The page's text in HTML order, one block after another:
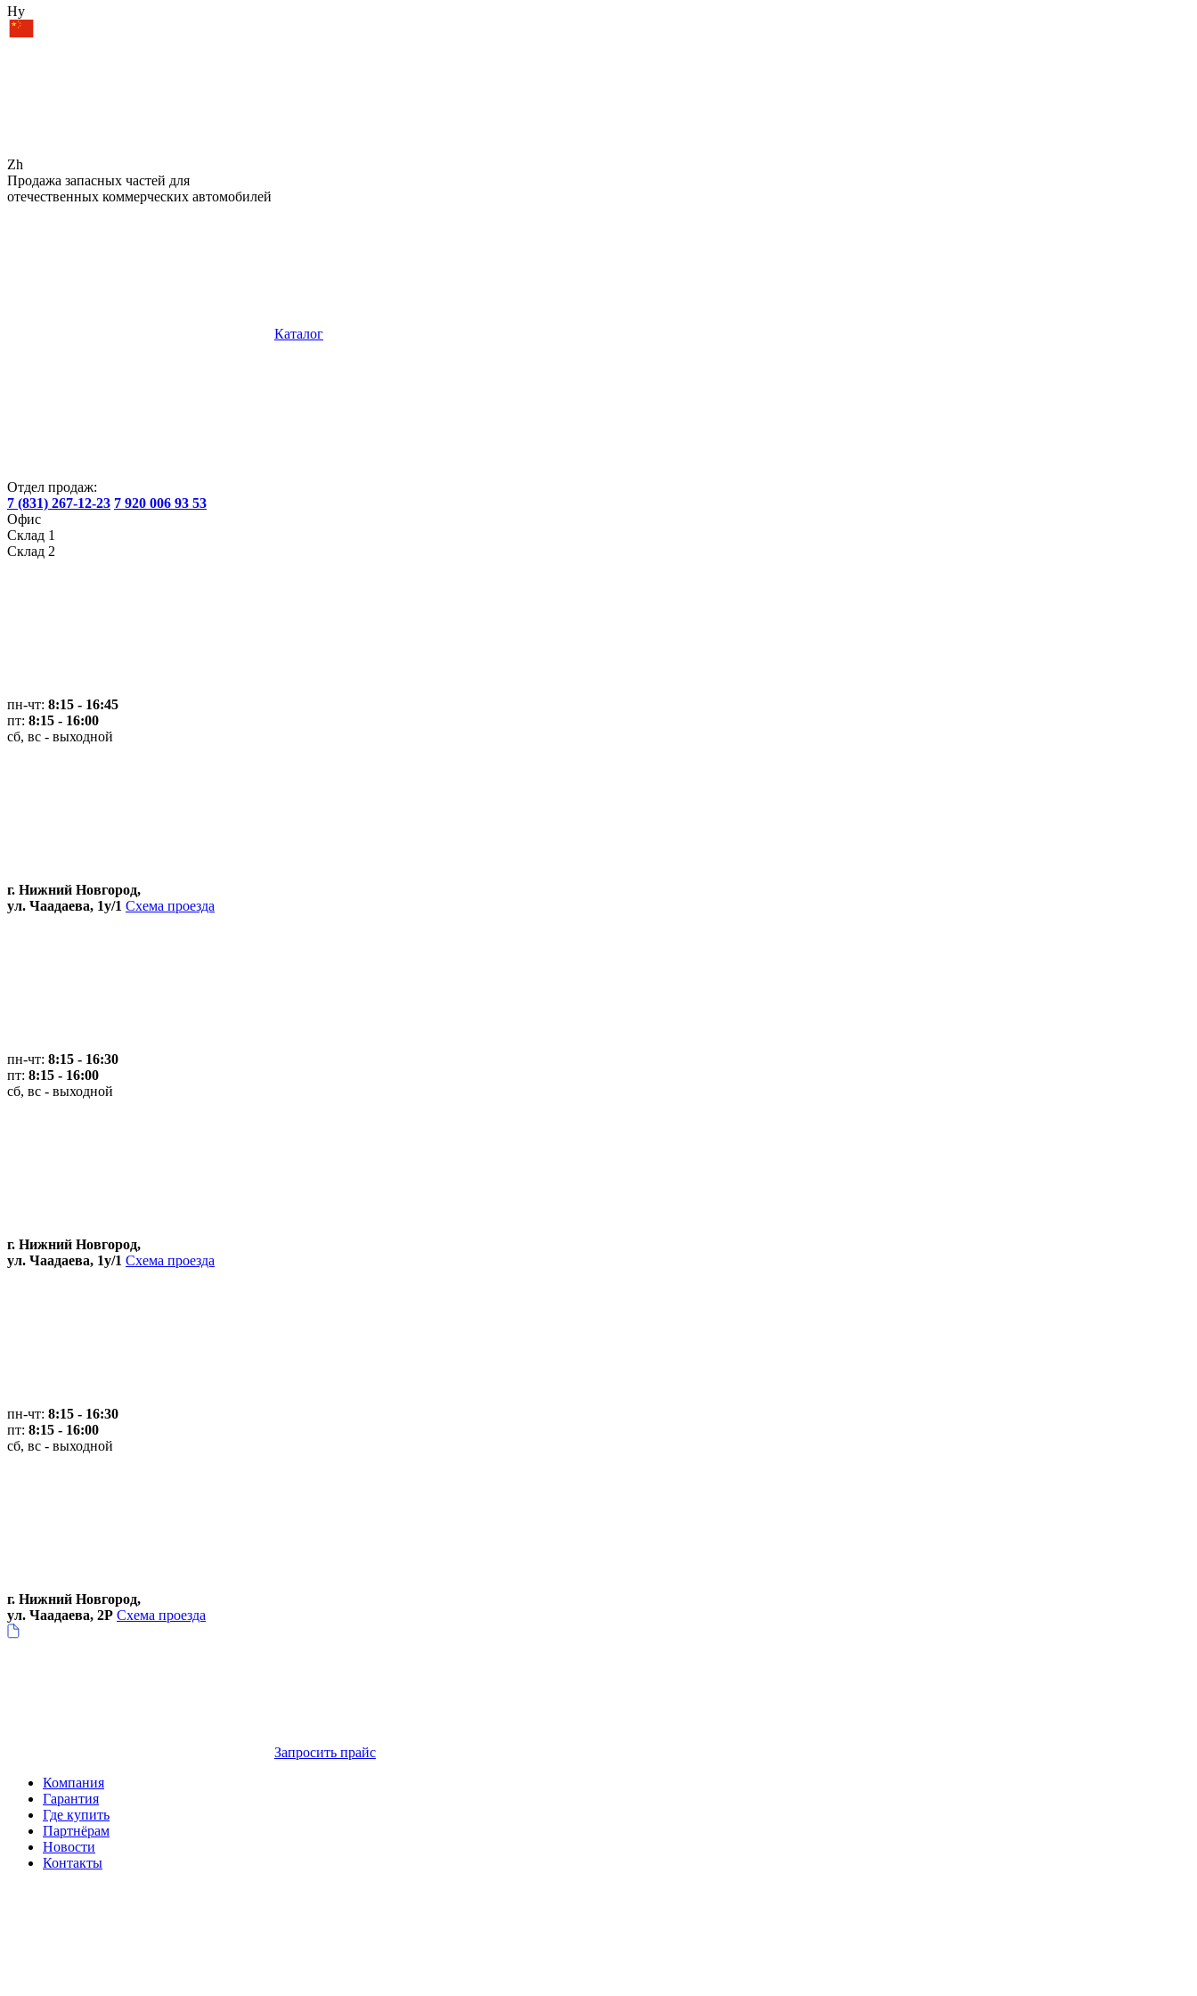
Hy
Zh
Продажа запасных частей для
отечественных коммерческих автомобилей
Каталог
Отдел продаж:
7 (831) 267-12-23 7 920 006 93 53
Офис
Склад 1
Склад 2
пн-чт: 8:15 - 16:45
пт: 8:15 - 16:00
сб, вс - выходной
г. Нижний Новгород,
ул. Чаадаева, 1у/1 Схема проезда
пн-чт: 8:15 - 16:30
пт: 8:15 - 16:00
сб, вс - выходной
г. Нижний Новгород,
ул. Чаадаева, 1у/1 Схема проезда
пн-чт: 8:15 - 16:30
пт: 8:15 - 16:00
сб, вс - выходной
г. Нижний Новгород,
ул. Чаадаева, 2Р Схема проезда
Запросить прайс
Компания
Гарантия
Где купить
Партнёрам
Новости
Контакты